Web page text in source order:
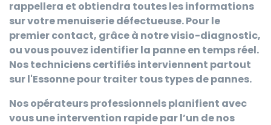
rappellera et obtiendra toutes les informations
sur votre menuiserie défectueuse. Pour le
premier contact, grâce à notre visio-diagnostic,
ou vous pouvez identifier la panne en temps réel.
Nos techniciens certifiés interviennent partout
sur l'Essonne pour traiter tous types de pannes.
Nos opérateurs professionnels planifient avec
vous une intervention rapide par l’un de nos